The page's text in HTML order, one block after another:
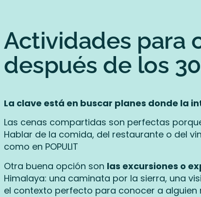
Actividades para
después de los
La clave está en buscar planes donde la
Las cenas compartidas son perfectas
Hablar de la comida, del restaurante o del
como en POPULIT
Otra buena opción son las excursiones o
Himalaya: una caminata por la sierra, una
el contexto perfecto para conocer a alguien